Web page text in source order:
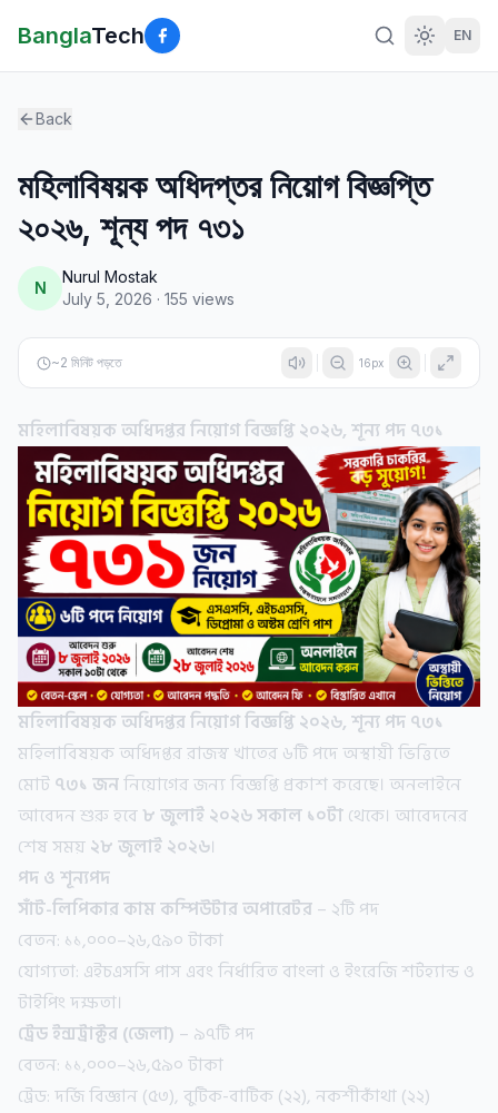
BanglaTech EN
Back
মহিলাবিষয়ক অধিদপ্তর নিয়োগ বিজ্ঞপ্তি
২০২৬, শূন্য পদ ৭৩১
N
Nurul Mostak
July 5, 2026 · 155 views
~2 মিনিট পড়তে 16px
মহিলাবিষয়ক অধিদপ্তর নিয়োগ বিজ্ঞপ্তি ২০২৬, শূন্য পদ ৭৩১
মহিলাবিষয়ক অধিদপ্তর নিয়োগ বিজ্ঞপ্তি ২০২৬, শূন্য পদ ৭৩১
মহিলাবিষয়ক অধিদপ্তর রাজস্ব খাতের ৬টি পদে অস্থায়ী ভিত্তিতে
মোট৭৩১ জননিয়োগের জন্য বিজ্ঞপ্তি প্রকাশ করেছে। অনলাইনে
আবেদন শুরু হবে৮ জুলাই ২০২৬ সকাল ১০টাথেকে। আবেদনের
শেষ সময়২৮ জুলাই ২০২৬।
পদ ও শূন্যপদ
সাঁট-লিপিকার কাম কম্পিউটার অপারেটর– ২টি পদ
বেতন: ১১,০০০–২৬,৫৯০ টাকা
যোগ্যতা: এইচএসসি পাস এবং নির্ধারিত বাংলা ও ইংরেজি শর্টহ্যান্ড ও
টাইপিং দক্ষতা।
ট্রেড ইন্সট্রাক্টর (জেলা) – ৯৭টি পদ
বেতন: ১১,০০০–২৬,৫৯০ টাকা
ট্রেড: দর্জি বিজ্ঞান (৫৩), বুটিক-বাটিক (২২), নকশীকাঁথা (২২)